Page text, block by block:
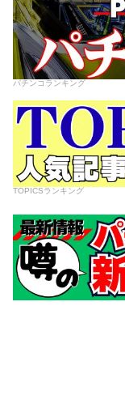
パチンコランキング
TOPICSランキング